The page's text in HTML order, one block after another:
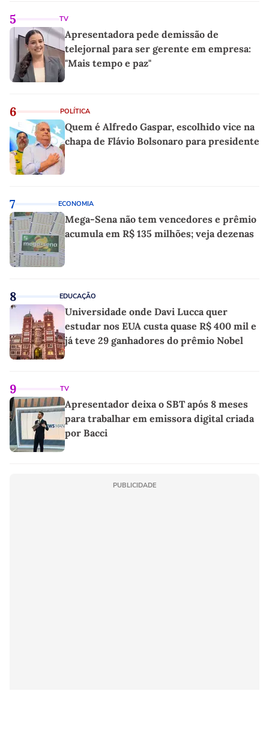
5 TV
Apresentadora pede demissão de
telejornal para ser gerente em empresa:
"Mais tempo e paz"
6 POLÍTICA
Quem é Alfredo Gaspar, escolhido vice na
chapa de Flávio Bolsonaro para presidente
7 ECONOMIA
Mega-Sena não tem vencedores e prêmio
acumula em R$ 135 milhões; veja dezenas
8 EDUCAÇÃO
Universidade onde Davi Lucca quer
estudar nos EUA custa quase R$ 400 mil e
já teve 29 ganhadores do prêmio Nobel
9 TV
Apresentador deixa o SBT após 8 meses
para trabalhar em emissora digital criada
por Bacci
PUBLICIDADE